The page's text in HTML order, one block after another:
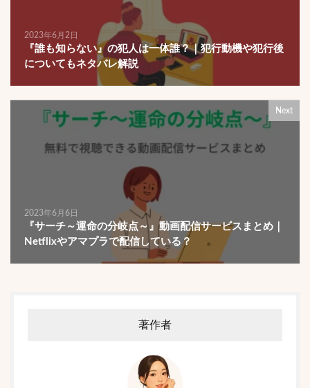
2023年6月2日
『誰も知らない』の犯人は一体誰？｜犯行動機や犯行後
についてもネタバレ解説
Next
2023年6月6日
『サーチ～運命の分岐点～』動画配信サービスまとめ｜
Netflixやアマプラで配信している？
著作者